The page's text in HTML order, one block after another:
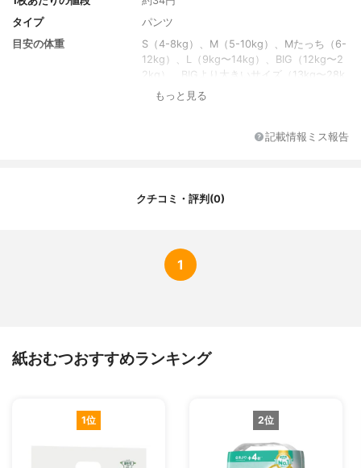
タイプ
パンツ
目安の体重
S（4-8kg）、M（5-10kg）、Mたっち（6-
12kg）、L（9kg〜14kg）、BIG（12kg〜2
2kg）、BIGより大きいサイズ（13kg〜28k
g）、スーパーBig（適応胸囲47-68cm）
もっと見る
記載情報ミス報告
クチコミ・評判(0)
1
紙おむつおすすめランキング
1位 2位